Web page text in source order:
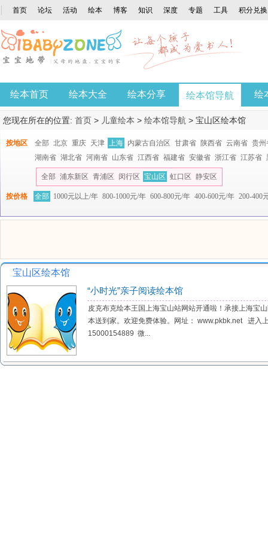
首页 论坛 活动 绘本 博客 知识 深度 专题 工具 积分兑换
绘本首页 绘本大全 绘本分享 绘本馆导航 绘
您现在所在的位置: 首页 > 儿童绘本 > 绘本馆导航 > 宝山区绘本馆
按地区 全部 北京 重庆 天津 上海 内蒙古自治区 甘肃省 陕西省 云南省 贵州
湖南省 湖北省 河南省 山东省 江西省 福建省 安徽省 浙江省 江苏省
全部 浦东新区 青浦区 闵行区 宝山区 虹口区 静安区
按价格 全部 1000元以上/年 800-1000元/年 600-800元/年 400-600元/年 200-400
宝山区绘本馆
“小时光”亲子阅读绘本馆
皮克布克绘本王国上海宝山站网站开通啦！承接上海宝
本送到家。欢迎免费体验。网址： www.pkbk.net 进入
15000154889 微...